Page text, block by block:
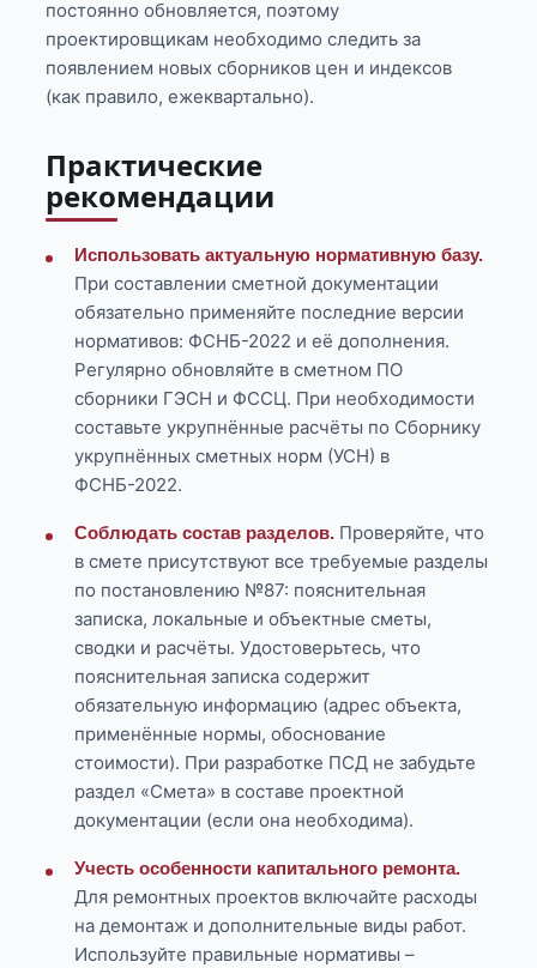
постоянно обновляется, поэтому
проектировщикам необходимо следить за
появлением новых сборников цен и индексов
(как правило, ежеквартально).
Практические
рекомендации
Использовать актуальную нормативную базу.
При составлении сметной документации
обязательно применяйте последние версии
нормативов: ФСНБ-2022 и её дополнения.
Регулярно обновляйте в сметном ПО
сборники ГЭСН и ФССЦ. При необходимости
составьте укрупнённые расчёты по Сборнику
укрупнённых сметных норм (УСН) в
ФСНБ-2022.
Соблюдать состав разделов. Проверяйте, что
в смете присутствуют все требуемые разделы
по постановлению №87: пояснительная
записка, локальные и объектные сметы,
сводки и расчёты. Удостоверьтесь, что
пояснительная записка содержит
обязательную информацию (адрес объекта,
применённые нормы, обоснование
стоимости). При разработке ПСД не забудьте
раздел «Смета» в составе проектной
документации (если она необходима).
Учесть особенности капитального ремонта.
Для ремонтных проектов включайте расходы
на демонтаж и дополнительные виды работ.
Используйте правильные нормативы –